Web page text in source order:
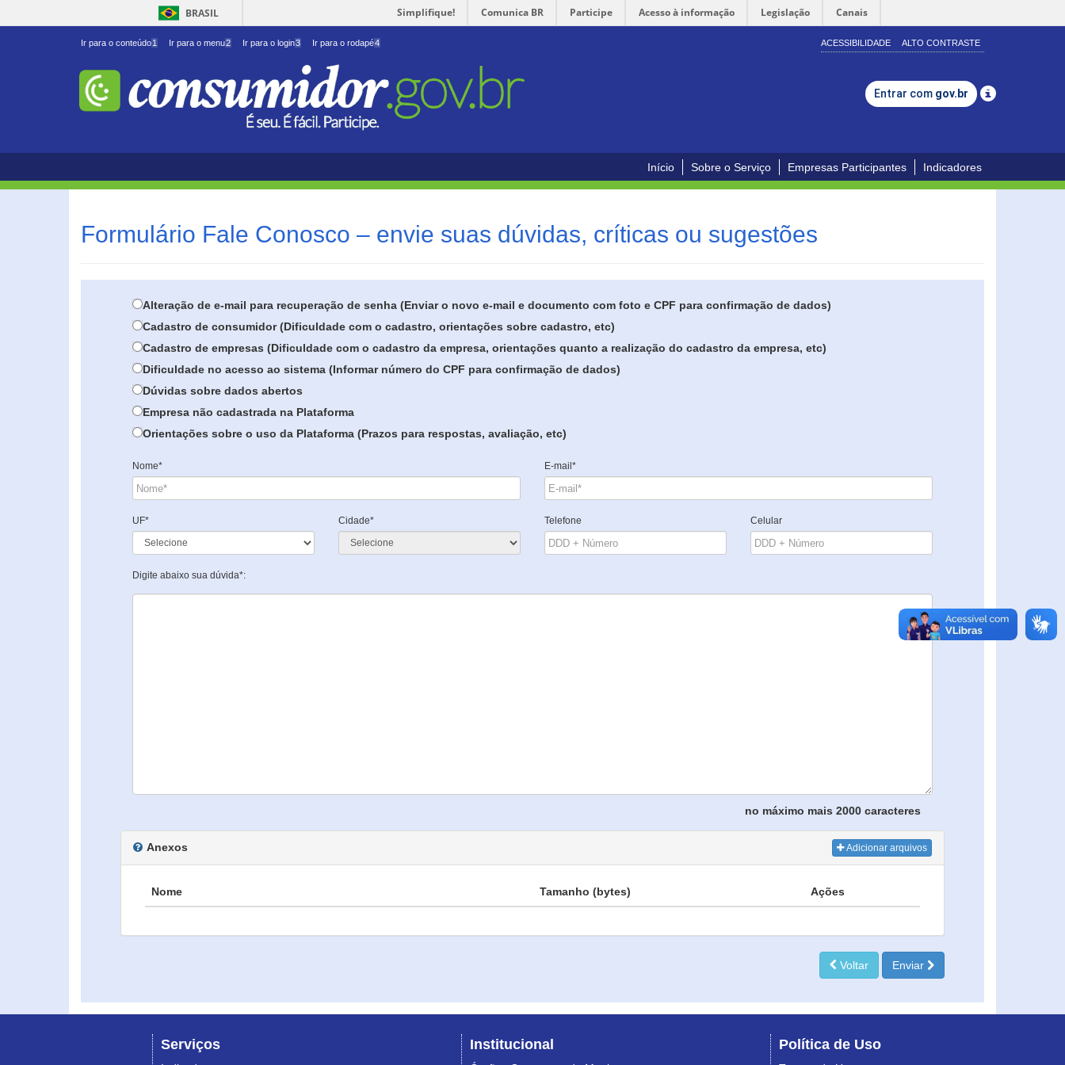
BRASIL Simplifique! Comunica BR Participe Acesso à informação Legislação Canais
Ir para o conteúdo1 Ir para o menu2 Ir para o login3 Ir para o rodapé4 ACESSIBILIDADE ALTO CONTRASTE
Entrar com gov.br
Início Sobre o Serviço Empresas Participantes Indicadores
Formulário Fale Conosco – envie suas dúvidas, críticas ou sugestões
Alteração de e-mail para recuperação de senha (Enviar o novo e-mail e documento com foto e CPF para confirmação de dados)
Cadastro de consumidor (Dificuldade com o cadastro, orientações sobre cadastro, etc)
Cadastro de empresas (Dificuldade com o cadastro da empresa, orientações quanto a realização do cadastro da empresa, etc)
Dificuldade no acesso ao sistema (Informar número do CPF para confirmação de dados)
Dúvidas sobre dados abertos
Empresa não cadastrada na Plataforma
Orientações sobre o uso da Plataforma (Prazos para respostas, avaliação, etc)
Nome* E-mail*
UF* Cidade* Telefone Celular
Digite abaixo sua dúvida*:
no máximo mais 2000 caracteres
Anexos Adicionar arquivos
Nome Tamanho (bytes) Ações
Voltar Enviar
Serviços Institucional Política de Uso